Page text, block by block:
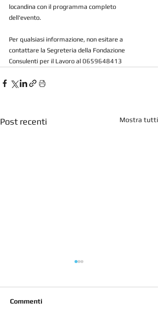
locandina con il programma completo
dell'evento.
Per qualsiasi informazione, non esitare a
contattare la Segreteria della Fondazione
Consulenti per il Lavoro al 0659648413
Post recenti Mostra tutti
Commenti